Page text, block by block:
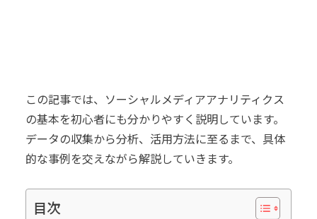
この記事では、ソーシャルメディアアナリティクス
の基本を初心者にも分かりやすく説明しています。
データの収集から分析、活用方法に至るまで、具体
的な事例を交えながら解説していきます。
目次